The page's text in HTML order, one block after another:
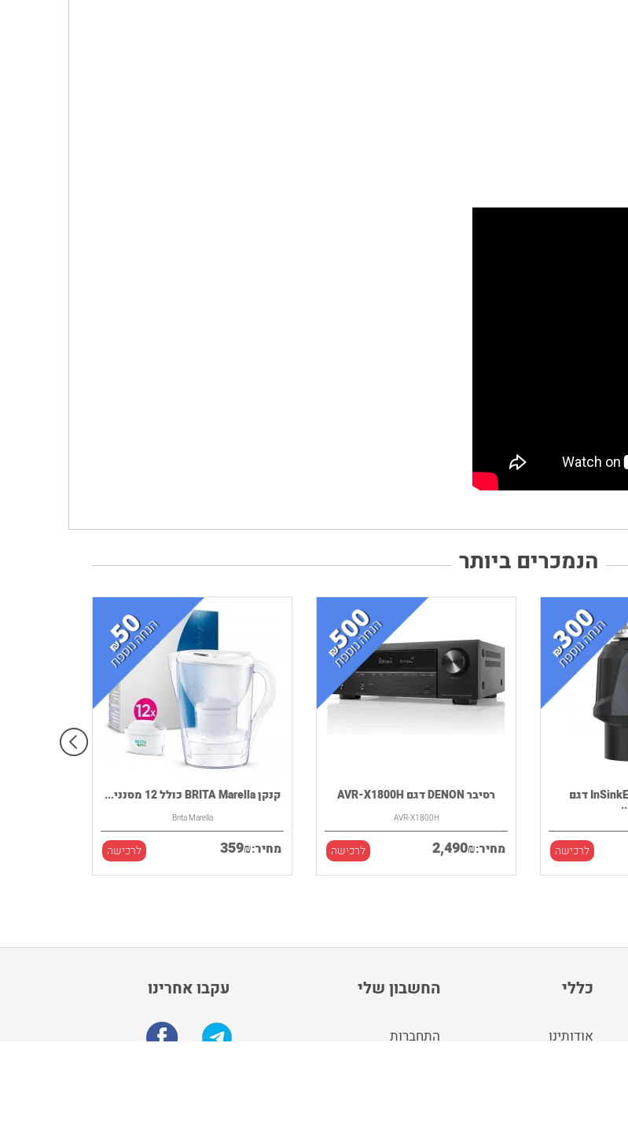
הנמכרים ביותר
קנקן BRITA Marella כולל 12 מסנני...
Brita Marella
מחיר: 359₪ לרכישה
רסיבר DENON דגם AVR-X1800H
AVR-X1800H
מחיר: 2,490₪ לרכישה
טוחן אשפה InSinkErator דגם
לרכישה
עקבו אחרינו החשבון שלי
התחברות
כללי
אודותינו